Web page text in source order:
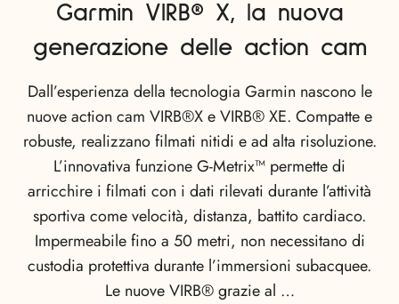
Garmin VIRB® X, la nuova
generazione delle action cam
Dall’esperienza della tecnologia Garmin nascono le
nuove action cam VIRB®X e VIRB® XE. Compatte e
robuste, realizzano filmati nitidi e ad alta risoluzione.
L’innovativa funzione G-Metrix™ permette di
arricchire i filmati con i dati rilevati durante l’attività
sportiva come velocità, distanza, battito cardiaco.
Impermeabile fino a 50 metri, non necessitano di
custodia protettiva durante l’immersioni subacquee.
Le nuove VIRB® grazie al …